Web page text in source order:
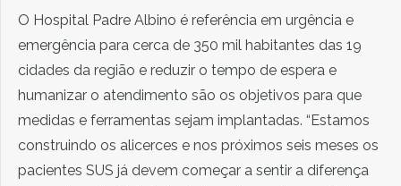
O Hospital Padre Albino é referência em urgência e
emergência para cerca de 350 mil habitantes das 19
cidades da região e reduzir o tempo de espera e
humanizar o atendimento são os objetivos para que
medidas e ferramentas sejam implantadas. “Estamos
construindo os alicerces e nos próximos seis meses os
pacientes SUS já devem começar a sentir a diferença